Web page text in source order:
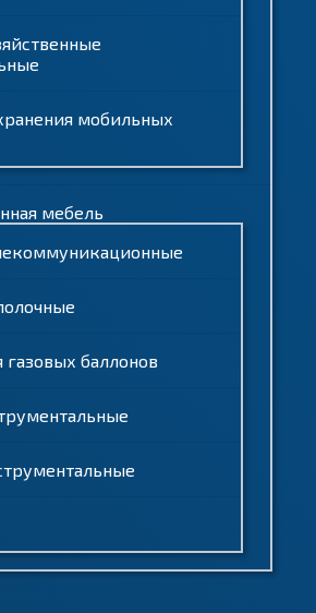
мобильных
мебель
баллонов